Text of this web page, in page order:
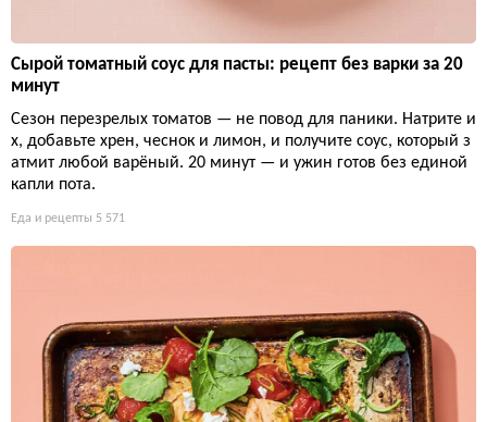
Сырой томатный соус для пасты: рецепт без варки за 20
минут
Сезон перезрелых томатов — не повод для паники. Натрите и
х, добавьте хрен, чеснок и лимон, и получите соус, который з
атмит любой варёный. 20 минут — и ужин готов без единой
капли пота.
Еда и рецепты 5 571